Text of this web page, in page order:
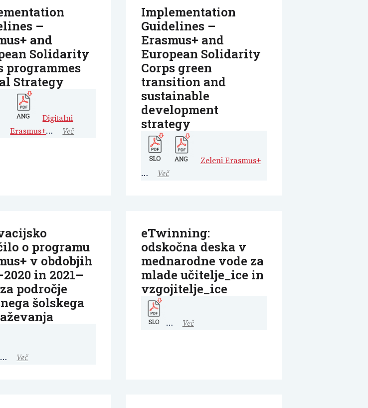
–
and
Solidarity
programmes
Strategy
Digitalni
Erasmus+… Več
Implementation
Guidelines –
Erasmus+ and
European Solidarity
Corps green
transition and
sustainable
development
strategy
Zeleni Erasmus+
…
Več
o programu
v obdobjih
in 2021–
področje
šolskega
… Več
eTwinning:
odskočna deska v
mednarodne vode za
mlade učitelje_ice in
vzgojitelje_ice
… Več